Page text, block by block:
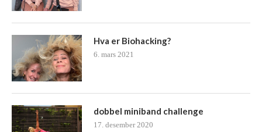
Hva er Biohacking?
6. mars 2021
dobbel miniband challenge
17. desember 2020